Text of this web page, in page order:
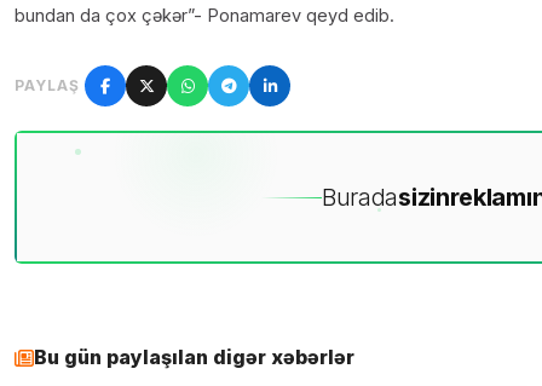
bundan da çox çəkər”- Ponamarev qeyd edib.
PAYLAŞ
Buradasizin
Bu gün paylaşılan digər xəbərlər